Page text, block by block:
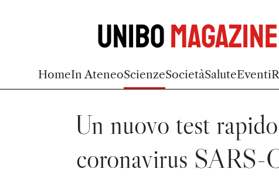
UniboMagazine
HomeIn AteneoScienzeSocietàSaluteEventi
Un nuovo test
coronavirus SARS-